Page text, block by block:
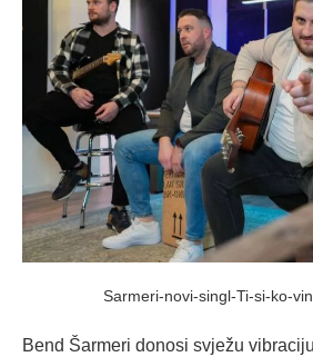
Sarmeri-novi-singl-Ti-si-ko-
Bend Šarmeri donosi svježu